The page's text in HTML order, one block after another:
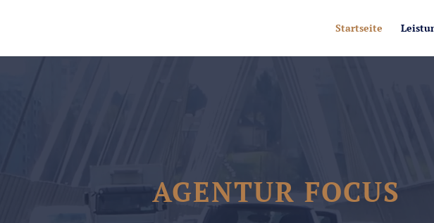
Startseite
AGENTUR FOCUS